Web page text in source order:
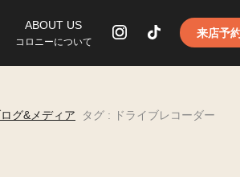
ABOUT US
コロニーについて
来店予
グ&メディア タグ : ドライブレコーダー